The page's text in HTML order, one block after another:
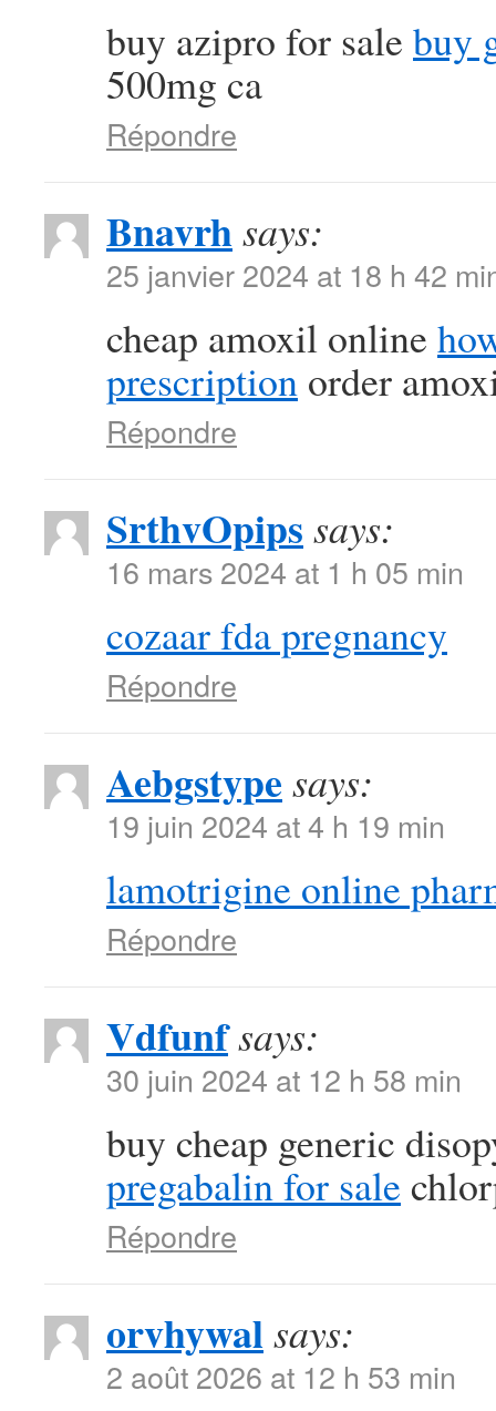
buy azipro for sale buy
500mg ca
Répondre
Bnavrhsays:
25 janvier 2024 at 18 h 42
cheap amoxil online
prescription order
Répondre
SrthvOpips says:
16 mars 2024 at 1 h 05 min
cozaar fda pregnancy
Répondre
Aebgstype says:
19 juin 2024 at 4 h 19 min
lamotrigine online
Répondre
Vdfunfsays:
30 juin 2024 at 12 h 58 min
buy cheap generic
pregabalin for sale
Répondre
orvhywalsays:
2 août 2026 at 12 h 53 min